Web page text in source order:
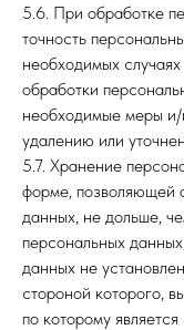
5.6. При обработке
точность
необходимых
обработки
необходимые меры и/
удалению или
5.7. Хранение
форме, позволяющей
данных, не дольше,
персональных
данных не
стороной которого,
по которому